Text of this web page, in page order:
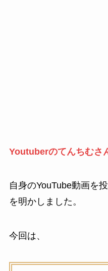
Youtuberのてんちむさ
自身のYouTube動画を
を明かしました。
今回は、